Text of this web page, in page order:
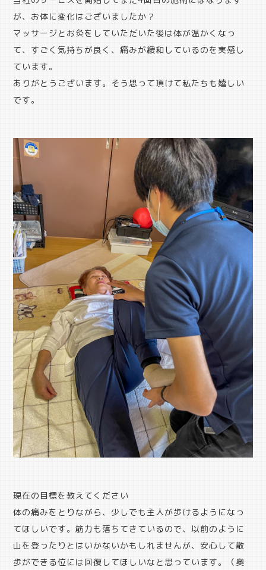
が、お体に変化はございましたか？
マッサージとお灸をしていただいた後は体が温かくなっ
て、すごく気持ちが良く、痛みが緩和しているのを実感し
ています。
ありがとうございます。そう思って頂けて私たちも嬉しい
です。
現在の目標を教えてください
体の痛みをとりながら、少しでも主人が歩けるようになっ
てほしいです。筋力も落ちてきているので、以前のように
山を登ったりとはいかないかもしれませんが、安心して散
歩ができる位には回復してほしいなと思っています。（奥